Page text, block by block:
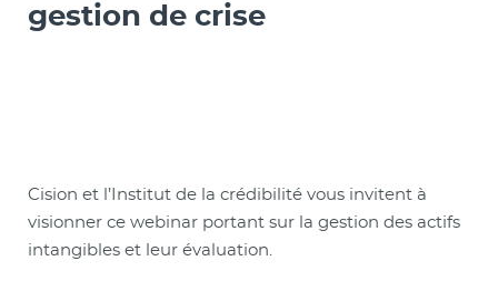
gestion de crise
Cision et l’Institut de la crédibilité vous invitent à
visionner ce webinar portant sur la gestion des actifs
intangibles et leur évaluation.